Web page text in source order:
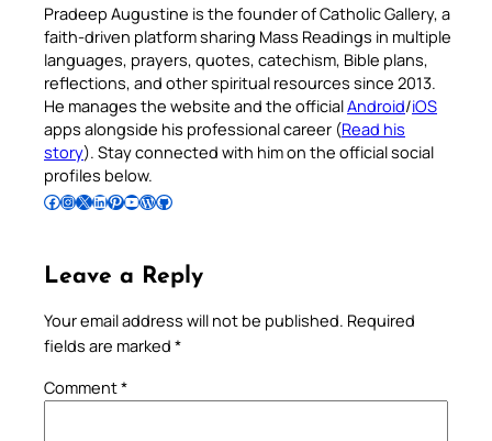
Pradeep Augustine is the founder of Catholic Gallery, a
faith-driven platform sharing Mass Readings in multiple
languages, prayers, quotes, catechism, Bible plans,
reflections, and other spiritual resources since 2013.
He manages the website and the officialAndroid/iOS
apps alongside his professional career (Read his
story). Stay connected with him on the official social
profiles below.
Follow Pradeep on Facebook Follow Pradeep on InstagramFollow Pradeep on X Follow Pradeep on LinkedIn Follow Pradeep on Pinterest Subscribe to Pradeep’s Youtube Channel Follow Pradeep on WordPress Follow Pradeep on GitHub
Leave a Reply
Your email address will not be published. Required
fields are marked *
Comment*